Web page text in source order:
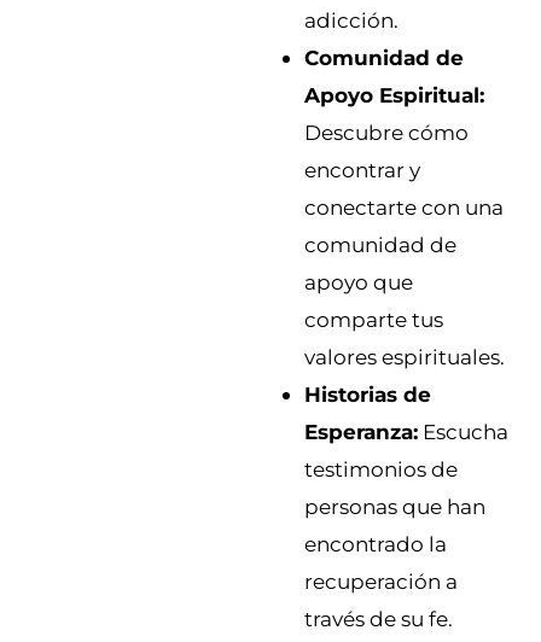
adicción.
Comunidad de
Apoyo Espiritual:
Descubre cómo
encontrar y
conectarte con una
comunidad de
apoyo que
comparte tus
valores espirituales.
Historias de
Esperanza: Escucha
testimonios de
personas que han
encontrado la
recuperación a
través de su fe.